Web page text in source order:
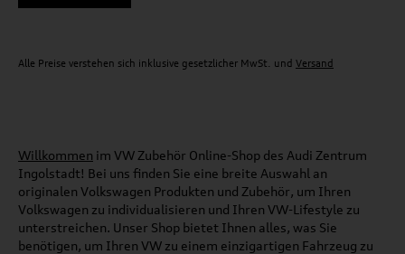
Alle Preise verstehen sich inklusive gesetzlicher MwSt. und Versand
Willkommen im VW Zubehör Online-Shop des Audi Zentrum
Ingolstadt! Bei uns finden Sie eine breite Auswahl an
originalen Volkswagen Produkten und Zubehör, um Ihren
Volkswagen zu individualisieren und Ihren VW-Lifestyle zu
unterstreichen. Unser Shop bietet Ihnen alles, was Sie
benötigen, um Ihren VW zu einem einzigartigen Fahrzeug zu